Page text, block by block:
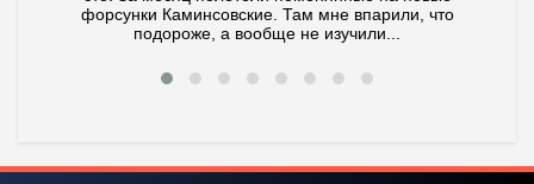
форсунки Каминсовские. Там мне впарили, что
подороже, а вообще не изучили...